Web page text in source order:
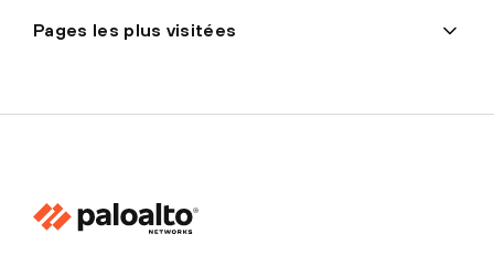
Pages les plus visitées